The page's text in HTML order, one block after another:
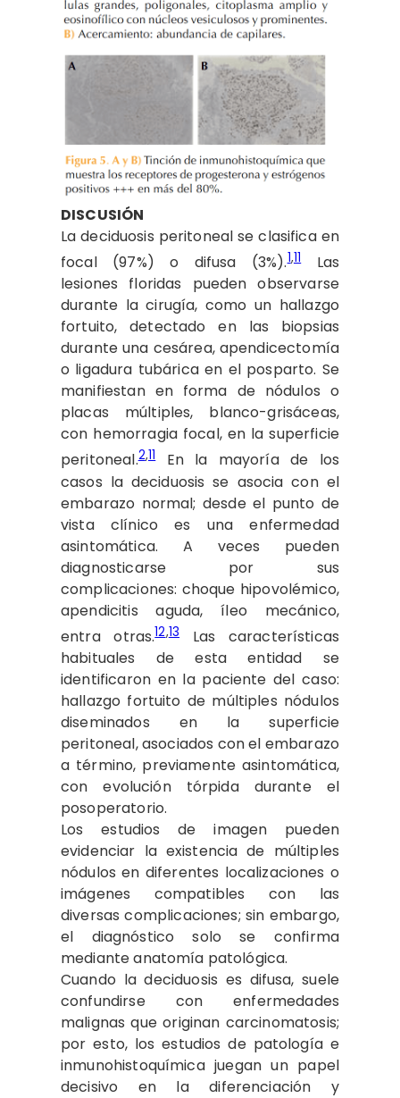
DISCUSIÓN
La deciduosis peritoneal se clasifica en
focal (97%) o difusa (3%).1,11Las
lesiones floridas pueden observarse
durante la cirugía, como un hallazgo
fortuito, detectado en las biopsias
durante una cesárea, apendicectomía
o ligadura tubárica en el posparto. Se
manifiestan en forma de nódulos o
placas múltiples, blanco-grisáceas,
con hemorragia focal, en la superficie
peritoneal.2,11En la mayoría de los
casos la deciduosis se asocia con el
embarazo normal; desde el punto de
vista clínico es una enfermedad
asintomática. A veces pueden
diagnosticarse por sus
complicaciones: choque hipovolémico,
apendicitis aguda, íleo mecánico,
entra otras.12,13
Las características
habituales de esta entidad se
identificaron en la paciente del caso:
hallazgo fortuito de múltiples nódulos
diseminados en la superficie
peritoneal, asociados con el embarazo
a término, previamente asintomática,
con evolución tórpida durante el
posoperatorio.
Los estudios de imagen pueden
evidenciar la existencia de múltiples
nódulos en diferentes localizaciones o
imágenes compatibles con las
diversas complicaciones; sin embargo,
el diagnóstico solo se confirma
mediante anatomía patológica.
Cuando la deciduosis es difusa, suele
confundirse con enfermedades
malignas que originan carcinomatosis;
por esto, los estudios de patología e
inmunohistoquímica juegan un papel
decisivo en la diferenciación y